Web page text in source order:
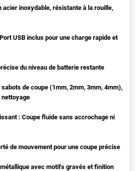
acier inoxydable, résistante à la rouille,
USB inclus pour une charge rapide et
du niveau de batterie restante
de coupe (1mm, 2mm, 3mm, 4mm),
: Coupe fluide sans accrochage ni
de mouvement pour une coupe précise
avec motifs gravés et finition